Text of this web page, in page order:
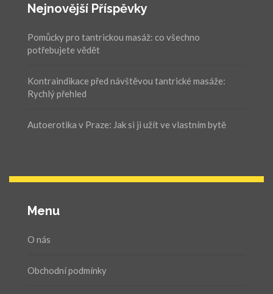
Nejnovější Příspěvky
Pomůcky pro tantrickou masáž: co všechno
potřebujete vědět
Kontraindikace před návštěvou tantrické masáže:
Rychlý přehled
Autoerotika v Praze: Jak si ji užít ve vlastním bytě
Menu
O nás
Obchodní podmínky